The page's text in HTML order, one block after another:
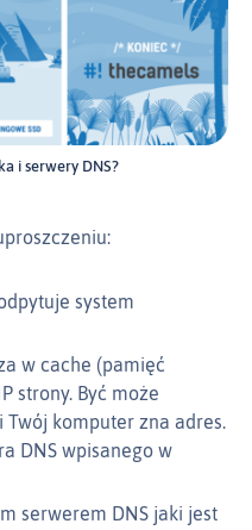
i serwery DNS?
system
w cache (pamięć
strony. Być może
Twój komputer zna adres.
DNS wpisanego w
serwerem DNS jaki jest